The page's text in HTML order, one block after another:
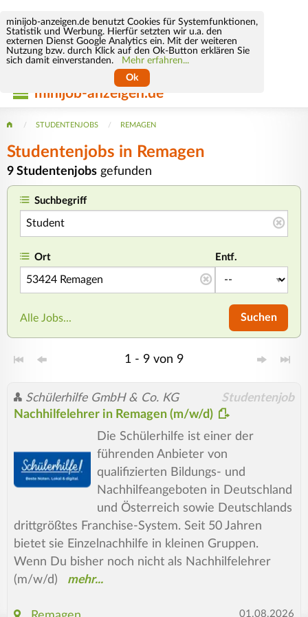
minijob-anzeigen.de benutzt Cookies für Systemfunktionen,
Statistik und Werbung. Hierfür setzten wir u.a. den
externen Dienst Google Analytics ein. Mit der weiteren
Nutzung bzw. durch Klick auf den Ok-Button erklären Sie
sich damit einverstanden.
Mehr erfahren...
Ok
minijob-anzeigen.de
STUDENTENJOBS REMAGEN
Studentenjobs in Remagen
9 Studentenjobs gefunden
Suchbegriff
Ort Entf.
Alle Jobs... Suchen
1 - 9 von 9
Schülerhilfe GmbH & Co. KG Studentenjob
Nachhilfelehrer in Remagen (m/w/d)
Die Schülerhilfe ist einer der
führenden Anbieter von
qualifizierten Bildungs- und
Nachhilfeangeboten in Deutschland
und Österreich sowie Deutschlands
drittgrößtes Franchise-System. Seit 50 Jahren
bietet sie Einzelnachhilfe in kleinen Gruppen.
Wenn Du bisher noch nicht als Nachhilfelehrer
(m/w/d)
01.08.2026